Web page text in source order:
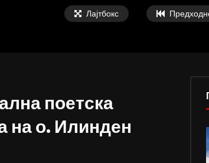
Лајтбокс
и
се
Тодоров: Компромис не е дали постои
поетска
на о. Илинден